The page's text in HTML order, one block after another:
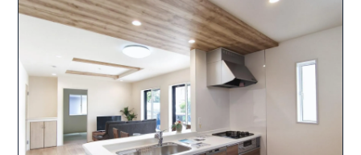
お気軽にお問合せください♪ 熊谷営業所0120-767-108
なら24時間予約可能 その他エリア、熊谷営業所の取扱物件一覧